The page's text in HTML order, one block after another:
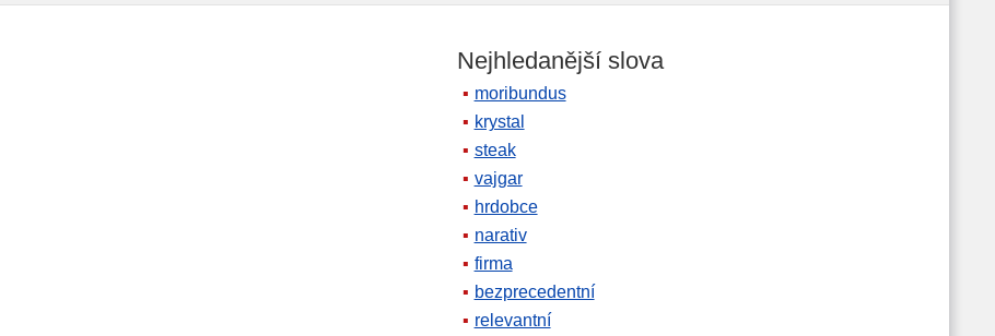
Nejhledanější slova
moribundus
krystal
steak
vajgar
hrdobce
narativ
firma
bezprecedentní
relevantní